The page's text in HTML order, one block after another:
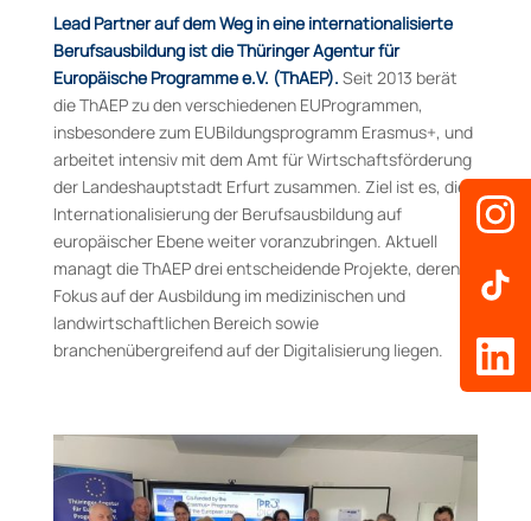
Lead Partner auf dem Weg in eine internationalisierte
Berufsausbildung ist die Thüringer Agentur für
Europäische Programme e.V. (ThAEP). Seit 2013 berät
die ThAEP zu den verschiedenen EUProgrammen,
insbesondere zum EUBildungsprogramm Erasmus+, und
arbeitet intensiv mit dem Amt für Wirtschaftsförderung
der Landeshauptstadt Erfurt zusammen. Ziel ist es, die
Internationalisierung der Berufsausbildung auf
europäischer Ebene weiter voranzubringen. Aktuell
managt die ThAEP drei entscheidende Projekte, deren
Fokus auf der Ausbildung im medizinischen und
landwirtschaftlichen Bereich sowie
branchenübergreifend auf der Digitalisierung liegen.